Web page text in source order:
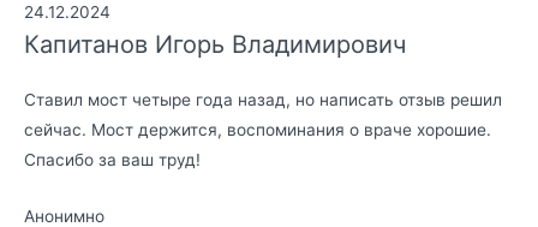
24.12.2024
Капитанов Игорь Владимирович
Ставил мост четыре года назад, но написать отзыв решил
сейчас. Мост держится, воспоминания о враче хорошие.
Спасибо за ваш труд!
Анонимно